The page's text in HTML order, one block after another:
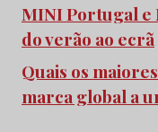
MINI Portugal e
do verão ao ecrã
Quais os
marca global a